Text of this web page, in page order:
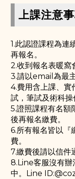
上課注意
1.此認證課程為連
再報名。
2.收到報名表暖窩
3.請以email為最
4.費用含上課、實
試，筆試及術科
5.證照課程有名額
後再報名繳費。
6.所有報名皆以『
費。
7.繳費後請以信件
8.Line客服沒有辦
中。Line